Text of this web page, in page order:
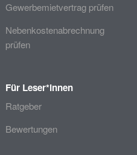
Gewerbemietvertrag prüfen
Nebenkostenabrechnung
prüfen
Für Leser*innen
Ratgeber
Bewertungen